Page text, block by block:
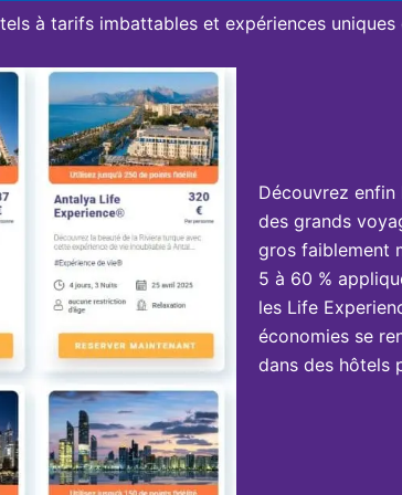
à tarifs imbattables et expériences uniques
Découvrez
des grands
gros faiblement
5 à 60 %
les Life
économies se
dans des hôtels